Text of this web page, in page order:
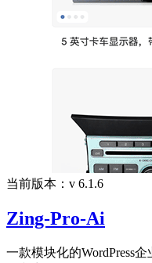
当前版本：v 6.1.6
Zing-Pro-Ai
一款模块化的WordPress